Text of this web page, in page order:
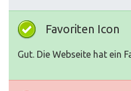
Favoriten Icon
Gut. Die Webseite hat ein